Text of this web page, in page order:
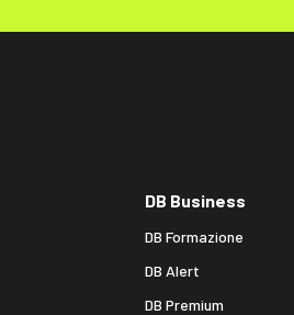
DB Business
DB Formazione
DB Alert
DB Premium